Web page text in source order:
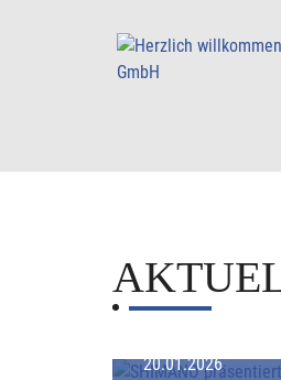
20.01.2026